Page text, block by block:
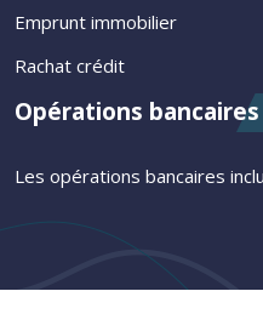
Emprunt immobilier
Rachat crédit
Opérations bancaires
Les opérations bancaires